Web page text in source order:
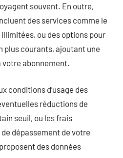
souvent. En outre,
des services comme le
ou des options pour
plus courants, ajoutant une
abonnement.
conditions d’usage des
réductions de
seuil, ou les frais
dépassement de votre
des données